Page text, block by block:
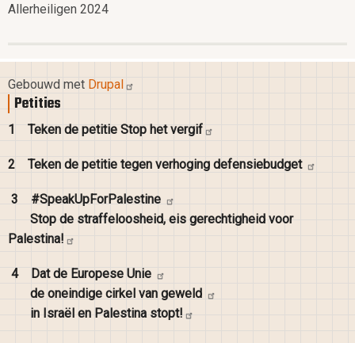
Allerheiligen 2024
Gebouwd met Drupal
Petities
1 Teken de petitie Stop hetvergif
2 Teken de petitie tegen verhoging defensiebudget
3
#SpeakUpForPalestine
Stop de straffeloosheid, eis gerechtigheid voor
Palestina!
4 Dat de Europese Unie
de oneindige cirkel van geweld
in Israël en Palestina stopt!